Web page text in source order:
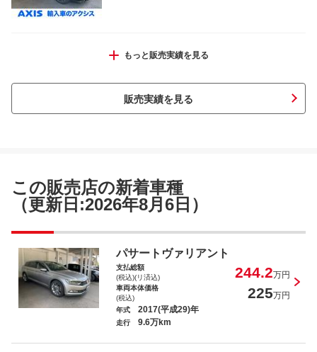
ポルシェ パナメーラ ターボＳ
ポルシェ タイカン タイカンＧＴＳ
もっと販売実績を見る
販売実績を見る
この販売店の新着車種
（更新日:2026年8月6日）
パサートヴァリアント
支払総額
(税込)(リ済込)
244.2万円
車両本体価格
(税込)
225万円
年式 2017(平成29)年
走行 9.6万km